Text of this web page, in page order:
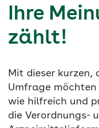
Ihre
zählt!
Mit dieser kurzen,
Umfrage
wie hilfreich und
die Verordnungs-